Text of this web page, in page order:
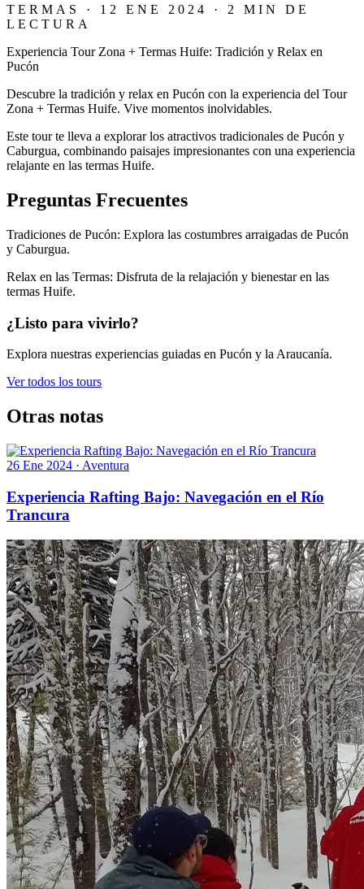
TERMAS
· 12 ENE 2024 · 2 MIN
DE
LECTURA
Experiencia Tour Zona + Termas Huife: Tradición y Relax en
Pucón
Descubre la tradición y relax en Pucón con la experiencia del Tour
Zona + Termas Huife. Vive momentos inolvidables.
Este tour te lleva a explorar los atractivos tradicionales de Pucón y
Caburgua, combinando paisajes impresionantes con una experiencia
relajante en las termas Huife.
Preguntas Frecuentes
Tradiciones de Pucón: Explora las costumbres arraigadas de Pucón
y Caburgua.
Relax en las Termas: Disfruta de la relajación y bienestar en las
termas Huife.
¿Listo para vivirlo?
Explora nuestras experiencias guiadas en Pucón y la Araucanía.
Ver todos los tours
Otras notas
26 Ene 2024 · Aventura
Experiencia Rafting Bajo: Navegación en el Río
Trancura